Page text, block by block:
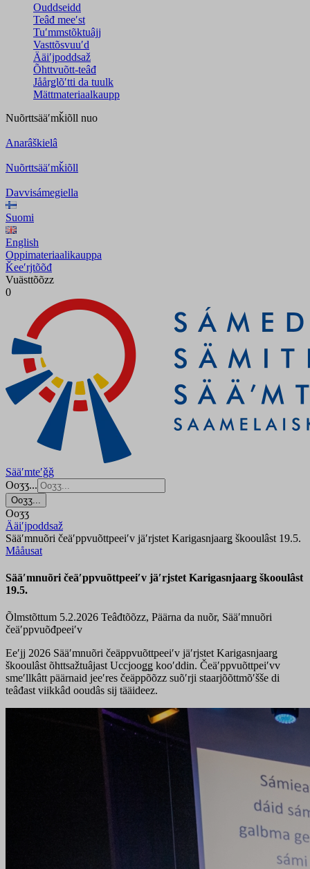
Ouddseidd
Teâđ meeʹst
Tuʹmmstõktuâjj
Vasttõsvuuʹd
Ääiʹjpoddsaž
Õhttvuõtt-teâđ
Jåårǥlõʹtti da tuulk
Mättmateriaalkaupp
Nuõrttsääʹmǩiõll nuo
Anarâškielâ
Nuõrttsääʹmǩiõll
Davvisámegiella
Suomi
English
Oppimateriaalikauppa
Ǩeeʹrjtõõđ
Vuästtõõzz
0
Sääʹmteʹǧǧ
Ooʒʒ...
Ooʒʒ...
Ooʒʒ
Ääiʹjpoddsaž
Sääʹmnuõri čeäʹppvuõttpeeiʹv jäʹrjstet Karigasnjaarǥ škooulâst 19.5.
Mååusat
Sääʹmnuõri čeäʹppvuõttpeeiʹv jäʹrjstet Karigasnjaarǥ škooulâst
19.5.
Õlmstõttum 5.2.2026 Teâđtõõzz, Päärna da nuõr, Sääʹmnuõri
čeäʹppvuõđpeeiʹv
Eeʹjj 2026 Sääʹmnuõri čeäppvuõttpeeiʹv jäʹrjstet Karigasnjaarǥ
škooulâst õhttsažtuâjast Uccjooǥǥ kooʹddin. Čeäʹppvuõttpeiʹvv
smeʹllkâtt päärnaid jeeʹres čeäppõõzz suõʹrji staarjõõttmõʹšše di
teâđast viikkâd ooudâs sij tääideez.